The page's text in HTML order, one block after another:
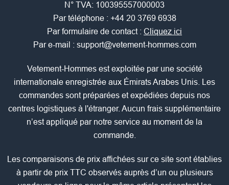
N° TVA: 100395557000003
Par téléphone : +44 20 3769 6938
Par formulaire de contact : Cliquez ici
Par e-mail : support@vetement-hommes.com
Vetement-Hommes est exploitée par une société
internationale enregistrée aux Émirats Arabes Unis. Les
commandes sont préparées et expédiées depuis nos
centres logistiques à l'étranger. Aucun frais supplémentaire
n’est appliqué par notre service au moment de la
commande.
Les comparaisons de prix affichées sur ce site sont établies
à partir de prix TTC observés auprès d’un ou plusieurs